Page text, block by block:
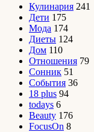
Кулинария 241
Дети 175
Мода 174
Диеты 124
Дом 110
Отношения 79
Сонник 51
События 36
18 plus 94
todays 6
Beauty 176
FocusOn 8